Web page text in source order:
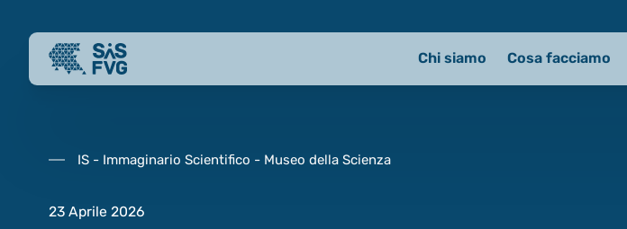
Chi siamo Cosa facciamo
IS - Immaginario Scientifico - Museo della Scienza
23 Aprile 2026